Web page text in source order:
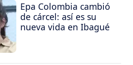
Epa Colombia cambió
de cárcel: así es su
nueva vida en Ibagué